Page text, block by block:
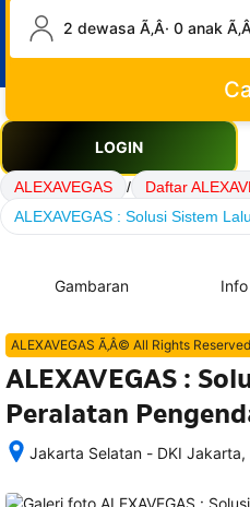
2 dewasa Ã‚Â· 0 anak
LOGIN
ALEXAVEGAS / Daftar
ALEXAVEGAS : Solusi Sistem
Gambaran
ALEXAVEGAS Ã‚Â© All Rights Reserved
ALEXAVEGAS :
Peralatan
Jakarta Selatan - DKI
memesan,